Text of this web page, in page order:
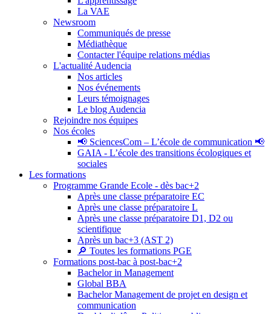
La VAE
Newsroom
Communiqués de presse
Médiathèque
Contacter l'équipe relations médias
L'actualité Audencia
Nos articles
Nos événements
Leurs témoignages
Le blog Audencia
Rejoindre nos équipes
Nos écoles
📢 SciencesCom – L’école de communication 📢
GAIA - L’école des transitions écologiques et
sociales
Les formations
Programme Grande Ecole - dès bac+2
Après une classe préparatoire EC
Après une classe préparatoire L
Après une classe préparatoire D1, D2 ou
scientifique
Après un bac+3 (AST 2)
🔎 Toutes les formations PGE
Formations post-bac à post-bac+2
Bachelor in Management
Global BBA
Bachelor Management de projet en design et
communication